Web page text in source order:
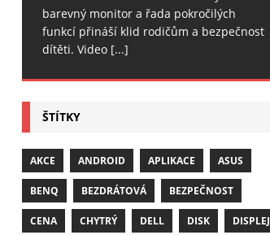
barevný monitor a řada pokročilých
funkcí přináší klid rodičům a bezpečnost
dítěti. Video [...]
ŠTÍTKY
AKCE ANDROID APLIKACE ASUS
BENQ BEZDRÁTOVÁ BEZPEČNOST
CENA CHYTRÝ DELL DISK DISPLEJ